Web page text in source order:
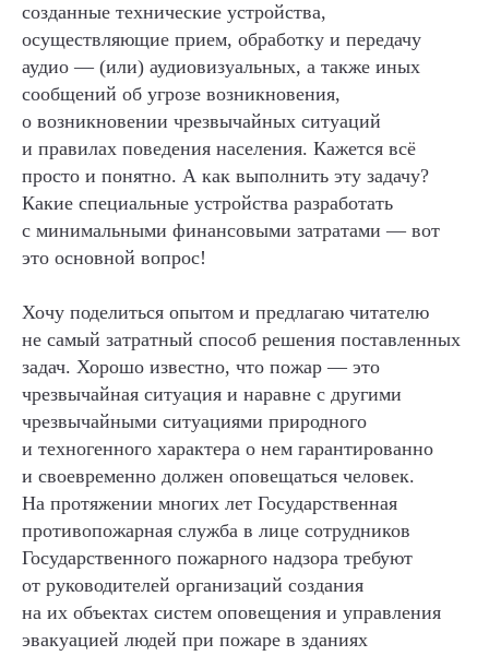
созданные технические устройства,
осуществляющие прием, обработку и передачу
аудио — (или) аудиовизуальных, а также иных
сообщений об угрозе возникновения,
о возникновении чрезвычайных ситуаций
и правилах поведения населения. Кажется всё
просто и понятно. А как выполнить эту задачу?
Какие специальные устройства разработать
с минимальными финансовыми затратами — вот
это основной вопрос!
Хочу поделиться опытом и предлагаю читателю
не самый затратный способ решения поставленных
задач. Хорошо известно, что пожар — это
чрезвычайная ситуация и наравне с другими
чрезвычайными ситуациями природного
и техногенного характера о нем гарантированно
и своевременно должен оповещаться человек.
На протяжении многих лет Государственная
противопожарная служба в лице сотрудников
Государственного пожарного надзора требуют
от руководителей организаций создания
на их объектах систем оповещения и управления
эвакуацией людей при пожаре в зданиях